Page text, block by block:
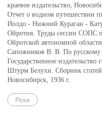
краевое издательство,
Отчет о водном путешествии
Иолдо - Нижний Кураган -
Ойротия. Труды сессии СОПС
Ойротской автономной
Сапожников В. В. По русскому
Государственное издательство
Штурм Белухи. Сборник
Новосибирск, 1936 г.
Река